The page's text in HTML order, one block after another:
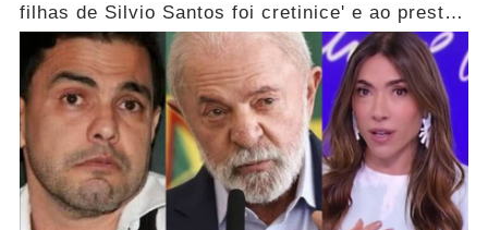
filhas de Silvio Santos foi cretinice' e ao prestar
soli...ver mais!